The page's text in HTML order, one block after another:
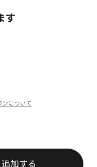
す
ンについて
加する